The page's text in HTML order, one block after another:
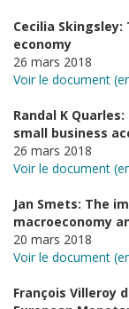
Cecilia
economy
26 mars 2018
Voir le document
Randal K
small business
26 mars 2018
Voir le document
Jan Smets: The
macroeconomy
20 mars 2018
Voir le document
François Villeroy